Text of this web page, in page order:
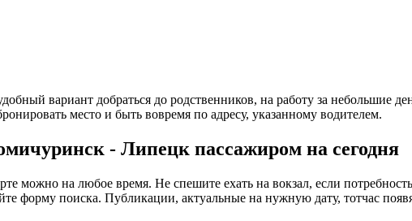
вариант добраться до родственников, на работу за
место и быть вовремя по адресу, указанному водителем.
- Липецк пассажиром на сегодня
можно на любое время. Не спешите ехать на вокзал, если
форму поиска. Публикации, актуальные на нужную дату, тотчас